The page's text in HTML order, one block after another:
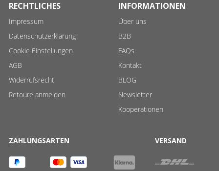
RECHTLICHES
Impressum
Datenschutzerklärung
Cookie Einstellungen
AGB
Widerrufsrecht
Retoure anmelden
INFORMATIONEN
Über uns
B2B
FAQs
Kontakt
BLOG
Newsletter
Kooperationen
ZAHLUNGSARTEN VERSAND